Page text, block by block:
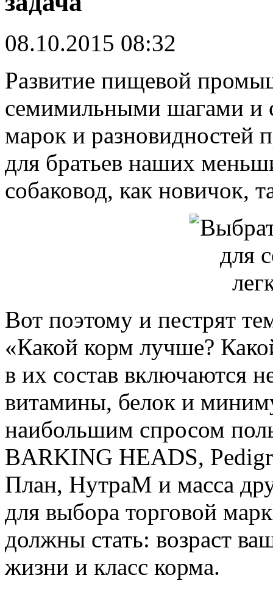
08.10.2015 08:32
Развитие пищевой
семимильными шагами и
марок и разновидностей
для братьев наших
собаковод, как новичок,
Вот поэтому и пестрят
«Какой корм лучше?
в их состав включаются
витамины, белок и
наибольшим спросом
BARKING HEADS,
План, НутраМ и масса
для выбора торговой
должны стать: возраст
жизни и класс корма.